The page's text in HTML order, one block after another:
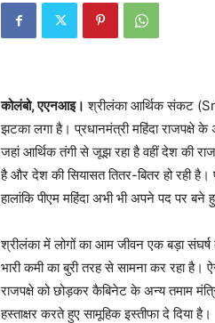
कोलंबो, एएनआइ। श्रीलंका आर्थिक संकट
झटका लगा है। प्रधानमंत्री महिंदा राजपक्षे
जहां आर्थिक तंगी से जूझ रहा है वहीं देश की
है और देश की सियासत तितर-बितर हो रही है।
हालांकि पीएम महिंदा अभी भी अपने पद पर बने
श्रीलंका में लोगों का आम जीवन एक बड़ा
भारी कमी का बुरी तरह से सामना कर रहा
राजपक्षे को छोड़कर कैबिनेट के अन्य तमाम
हस्ताक्षर करते हुए सामूहिक इस्तीफा दे दिया है।